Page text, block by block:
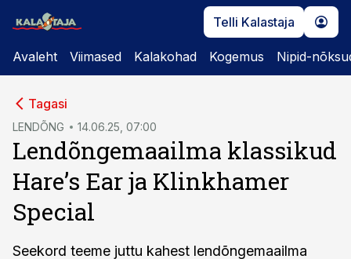
Telli Kalastaja
Avaleht Viimased Kalakohad Kogemus Nipid-
Tagasi
LENDÕNG 14.06.25, 07:00
Lendõngemaailma klassikud
Hare’s Ear ja Klinkhamer
Special
Seekord teeme juttu kahest lendõngemaailma